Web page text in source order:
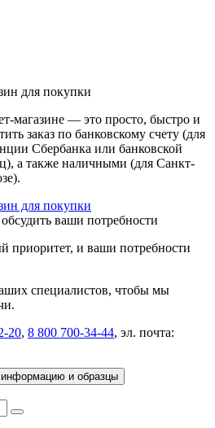
для покупки
магазине — это просто, быстро и
заказ по банковскому счету (для
Сбербанка или банковской
а также наличными (для Санкт-
для покупки
ваши потребности
и ваши потребности
специалистов, чтобы мы
20, 8 800 700-34-44, эл. почта:
и образцы